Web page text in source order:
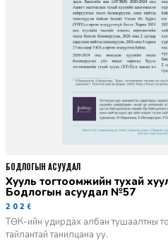
Хууль тогтоомжийн тухай хуулийн хэрэгжилт -
Бодлогын асуудал №57
2026-06-02
ТӨК-ийн удирдах албан тушаалтны
тайлантай танилцана уу.
БОДЛОГЫН АСУУДАЛ